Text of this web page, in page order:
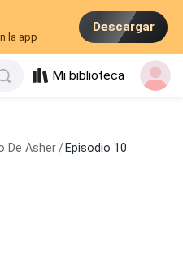
la app
Descargar
Mi biblioteca
De Asher / Episodio 10